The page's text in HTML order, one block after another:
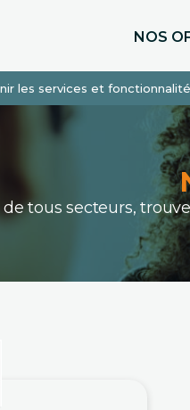
les services et
NOS
tous secteurs,